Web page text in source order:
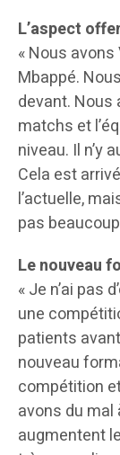
L’aspect
« Nous
Mbappé.
devant. Nous
matchs et
niveau. Il n’y
Cela est
l’actuelle,
pas
Le nouveau
« Je n’ai pas
une
patients
nouveau
compétition
avons du mal
augmentent